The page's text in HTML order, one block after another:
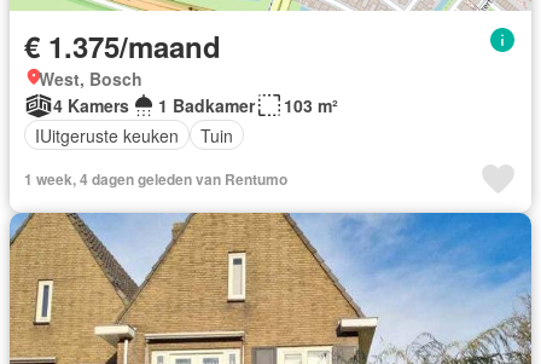
€ 1.375/maand
West, Bosch
4 Kamers
1 Badkamer
103 m²
IUitgeruste keuken
Tuin
1 week, 4 dagen geleden van Rentumo